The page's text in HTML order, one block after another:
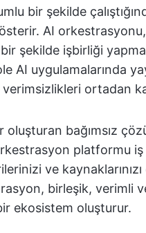
bir şekilde
AI
şekilde işbirliği
AI uygulamalarında
ortadan
oluşturan bağımsız
platformu iş
ve
birleşik, verimli
ekosistem oluşturur.